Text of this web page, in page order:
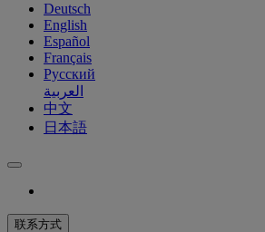
Deutsch
English
Español
Français
Русский
العربية
中文
日本語
联系方式